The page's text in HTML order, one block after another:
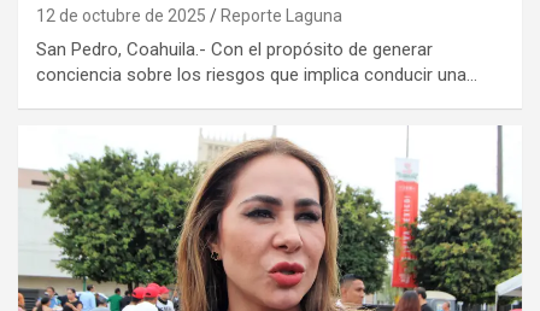
12 de octubre de 2025 Reporte Laguna
San Pedro, Coahuila.- Con el propósito de generar
conciencia sobre los riesgos que implica conducir una…